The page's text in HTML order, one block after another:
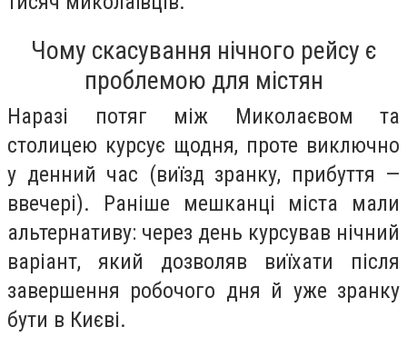
Чому скасування нічного рейсу є
проблемою для містян
Наразі потяг між Миколаєвом та
столицею курсує щодня, проте виключно
у денний час (виїзд зранку, прибуття —
ввечері). Раніше мешканці міста мали
альтернативу: через день курсував нічний
варіант, який дозволяв виїхати після
завершення робочого дня й уже зранку
бути в Києві.